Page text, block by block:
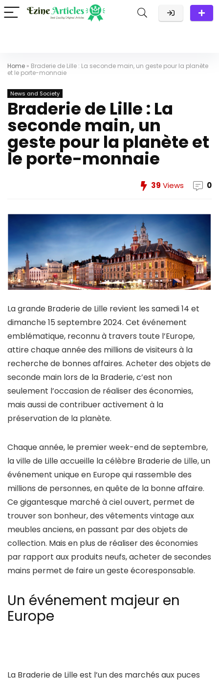
Home » Braderie de Lille : La seconde main, un geste pour la planète
et le porte-monnaie
News and Society
Braderie de Lille : La
seconde main, un
geste pour la planète et
le porte-monnaie
39 Views 0
La grande Braderie de Lille revient les samedi 14 et
dimanche 15 septembre 2024. Cet événement
emblématique, reconnu à travers toute l’Europe,
attire chaque année des millions de visiteurs à la
recherche de bonnes affaires. Acheter des objets de
seconde main lors de la Braderie, c’est non
seulement l’occasion de réaliser des économies,
mais aussi de contribuer activement à la
préservation de la planète.
Chaque année, le premier week-end de septembre,
la ville de Lille accueille la célèbre Braderie de Lille, un
événement unique en Europe qui rassemble des
millions de personnes, en quête de la bonne affaire.
Ce gigantesque marché à ciel ouvert, permet de
trouver son bonheur, des vêtements vintage aux
meubles anciens, en passant par des objets de
collection. Mais en plus de réaliser des économies
par rapport aux produits neufs, acheter de secondes
mains permet de faire un geste écoresponsable.
Un événement majeur en
Europe
La Braderie de Lille est l’un des marchés aux puces